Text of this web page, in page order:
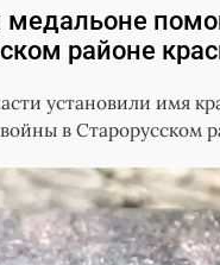
районе
установили имя
в Старорусском